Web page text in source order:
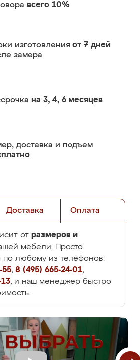
всего 10%
изготовления от 7 дней
замера
на 3, 4, 6 месяцев
доставка и подъем
Доставка Оплата
от размеров и
мебели. Просто
по любому из телефонов:
55, 8 (495) 665-24-01,
, и наш менеджер быстро